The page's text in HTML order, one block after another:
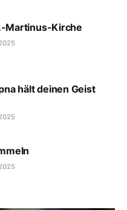
Martinus-Kirche
hält deinen Geist